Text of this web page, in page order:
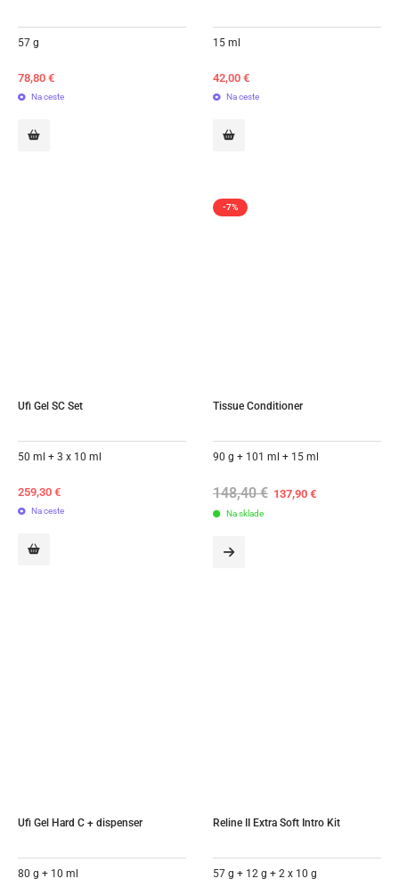
57 g
78,80 €
Na ceste
15 ml
42,00 €
Na ceste
Ufi Gel SC Set
50 ml + 3 x 10 ml
259,30 €
Na ceste
-7%
Tissue Conditioner
90 g + 101 ml + 15 ml
148,40€ Original
price
137,90€Current
Na sklade
Ufi Gel Hard C + dispenser
80 g + 10 ml
Reline II Extra Soft Intro Kit
57 g + 12 g + 2 x 10 g